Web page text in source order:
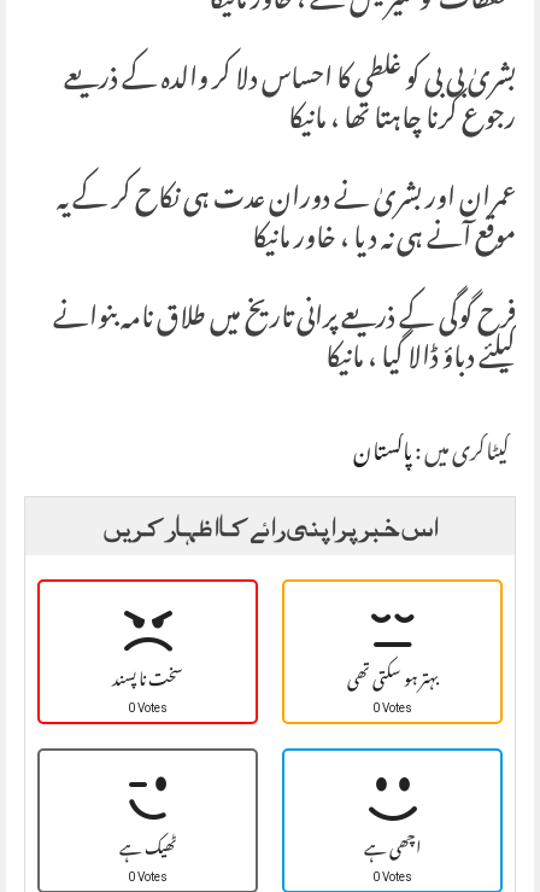
بشریٰ بی بی کو غلطی کا احساس دلا کر والدہ کے ذریعے
رجوع کرنا چاہتا تھا ، مانیکا
عمران اور بشریٰ نے دوران عدت ہی نکاح کر کے یہ
موقع آنے ہی نہ دیا ، خاور مانیکا
فرح گوگی کے ذریعے پرانی تاریخ میں طلاق نامہ بنوانے
کیلئے دباؤ ڈالا گیا ، مانیکا
کیٹاگری میں :پاکستان
اس خبر پر اپنی رائے کا اظہار کریں
سخت نا پسند
0 Votes بہتر ہو سکتی تھی
0 Votes
ٹھیک ہے
0 Votes اچھی ہے
0 Votes